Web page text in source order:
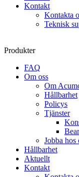
Kontakt
Kontakta
Teknisk
Produkter
FAQ
Om oss
Om
Hållbarhet
Policys
Tjänster
Jobba hos
Hållbarhet
Aktuellt
Kontakt